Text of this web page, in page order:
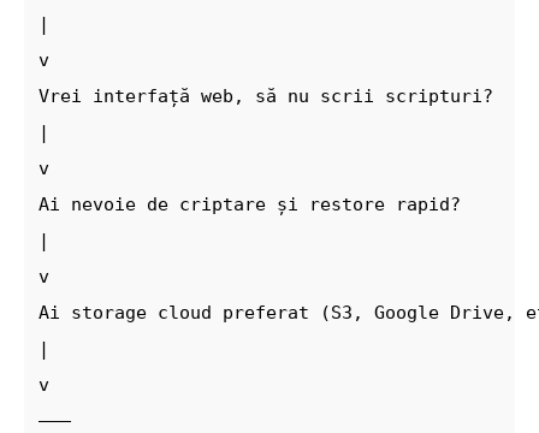
|
v
Vrei interfață web, să nu scrii scripturi?
|
v
Ai nevoie de criptare și restore rapid?
|
v
Ai storage cloud preferat (S3, Google Drive,
|
v
–––